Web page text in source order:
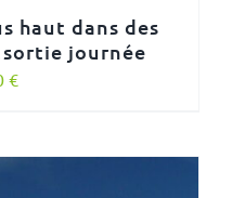
haut dans des
journée
€